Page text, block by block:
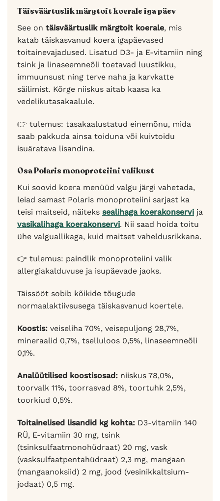
Täisväärtuslik märgtoit koerale iga päev
See on täisväärtuslik märgtoit koerale, mis
katab täiskasvanud koera igapäevased
toitainevajadused. Lisatud D3- ja E-vitamiin ning
tsink ja linaseemneõli toetavad luustikku,
immuunsust ning terve naha ja karvkatte
säilimist. Kõrge niiskus aitab kaasa ka
vedelikutasakaalule.
👉 tulemus: tasakaalustatud einemõnu, mida
saab pakkuda ainsa toiduna või kuivtoidu
isuäratava lisandina.
Osa Polaris monoproteiini valikust
Kui soovid koera menüüd valgu järgi vahetada,
leiad samast Polaris monoproteiini sarjast ka
teisi maitseid, näiteks sealihaga koerakonservi ja
vasikalihaga koerakonservi. Nii saad hoida toitu
ühe valguallikaga, kuid maitset vaheldusrikkana.
👉 tulemus: paindlik monoproteiini valik
allergiakalduvuse ja isupäevade jaoks.
Täissööt sobib kõikide tõugude
normaalaktiivsusega täiskasvanud koertele.
Koostis: veiseliha 70%, veisepuljong 28,7%,
mineraalid 0,7%, tselluloos 0,5%, linaseemneõli
0,1%.
Analüütilised koostisosad: niiskus 78,0%,
toorvalk 11%, toorrasvad 8%, toortuhk 2,5%,
toorkiud 0,5%.
Toitainelised lisandid kg kohta: D3-vitamiin 140
RÜ, E-vitamiin 30 mg, tsink
(tsinksulfaatmonohüdraat) 20 mg, vask
(vasksulfaatpentahüdraat) 2,3 mg, mangaan
(mangaanoksiid) 2 mg, jood (vesinikkaltsium-
jodaat) 0,5 mg.